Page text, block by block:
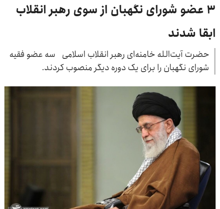
۳ عضو شورای نگهبان از سوی رهبر انقلاب
ابقا شدند
حضرت آیت‌الله خامنه‌ای رهبر انقلاب اسلامی سه عضو فقیه
شورای نگهبان را برای یک دوره دیگر منصوب کردند.